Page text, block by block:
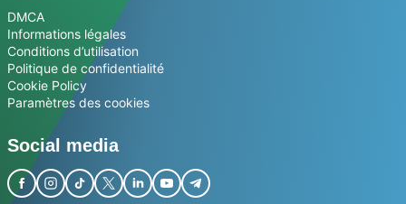
DMCA
Informations légales
Conditions d’utilisation
Politique de confidentialité
Cookie Policy
Paramètres des cookies
Social media